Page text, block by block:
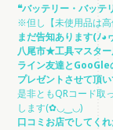
❝バッテリー・バッテ
※但し【未使用品は高
まだ告知あります(ﾉ◕
八尾市★工具マスタ
ライン友達とGooGle
プレゼントさせて頂
是非ともQRコード取
します(✿◡‿◡)
口コミお店でしてく